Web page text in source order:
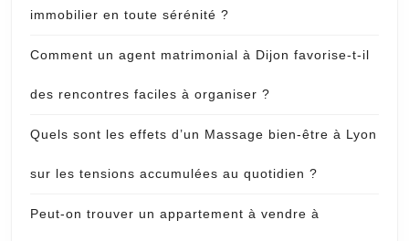
immobilier en toute sérénité ?
Comment un agent matrimonial à Dijon favorise-t-il
des rencontres faciles à organiser ?
Quels sont les effets d’un Massage bien-être à Lyon
sur les tensions accumulées au quotidien ?
Peut-on trouver un appartement à vendre à